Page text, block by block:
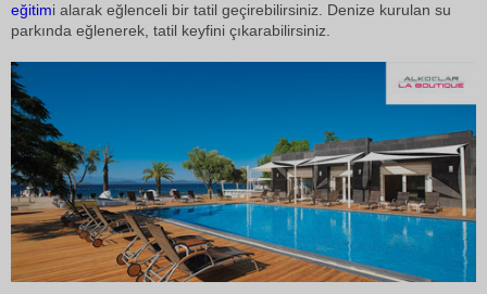
eğitimi alarak eğlenceli bir tatil geçirebilirsiniz. Denize kurulan su
parkında eğlenerek, tatil keyfini çıkarabilirsiniz.